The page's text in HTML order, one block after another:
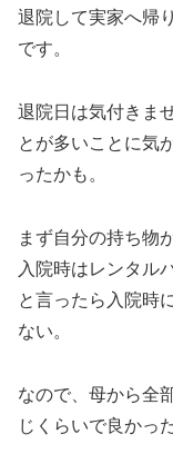
退院して実家へ帰
です。
退院日は気付きま
とが多いことに気
ったかも。
まず自分の持ち物
入院時はレンタル
と言ったら入院時
ない。
なので、母から全
じくらいで良かっ